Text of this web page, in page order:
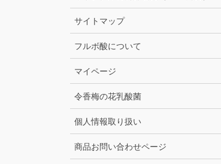
サイトマップ
フルボ酸について
マイページ
令香梅の花乳酸菌
個人情報取り扱い
商品お問い合わせページ